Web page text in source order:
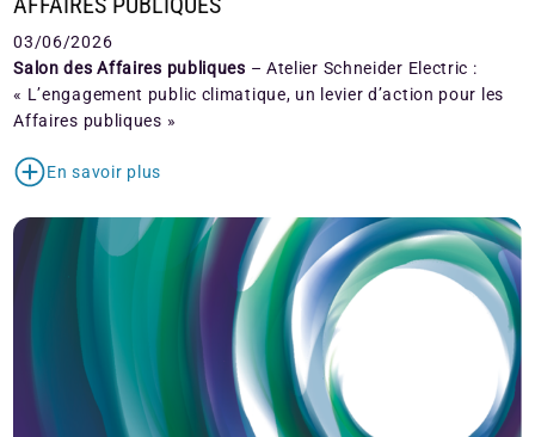
03/06/2026
Salon des Affaires publiques – Atelier Schneider Electric :
« L’engagement public climatique, un levier d’action pour les
Affaires publiques »
En savoir plus